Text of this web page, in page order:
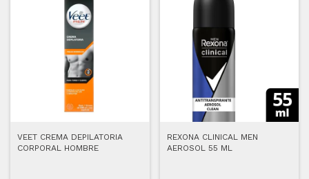
VEET CREMA DEPILATORIA
CORPORAL HOMBRE
REXONA CLINICAL MEN
AEROSOL 55 ML